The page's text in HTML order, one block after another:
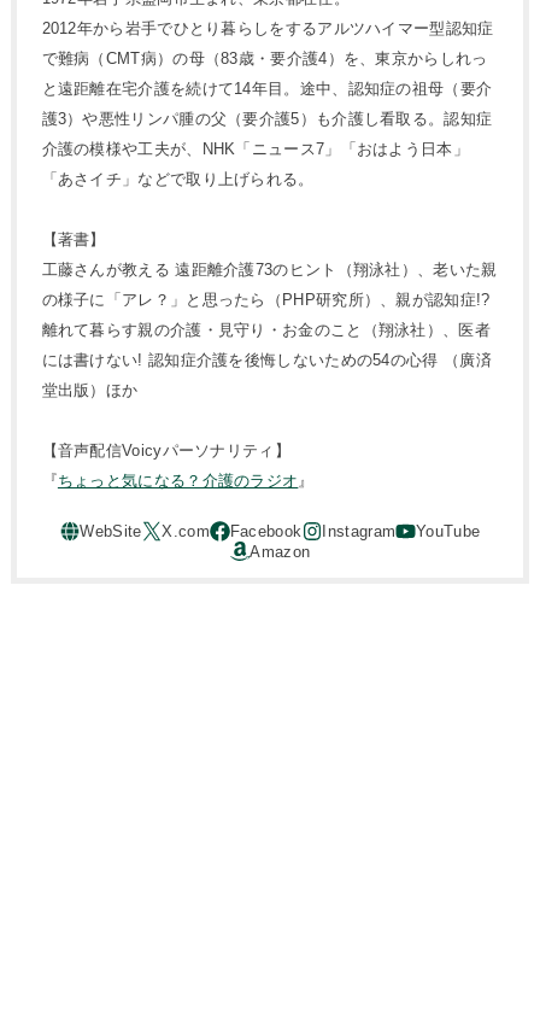
2012年から岩手でひとり暮らしをするアルツハイマー型認知症
で難病（CMT病）の母（83歳・要介護4）を、東京からしれっ
と遠距離在宅介護を続けて14年目。途中、認知症の祖母（要介
護3）や悪性リンパ腫の父（要介護5）も介護し看取る。認知症
介護の模様や工夫が、NHK「ニュース7」「おはよう日本」
「あさイチ」などで取り上げられる。
【著書】
工藤さんが教える 遠距離介護73のヒント（翔泳社）、老いた親
の様子に「アレ？」と思ったら（PHP研究所）、親が認知症!?
離れて暮らす親の介護・見守り・お金のこと（翔泳社）、医者
には書けない! 認知症介護を後悔しないための54の心得 （廣済
堂出版）ほか
【音声配信Voicyパーソナリティ】
『ちょっと気になる？介護のラジオ 』